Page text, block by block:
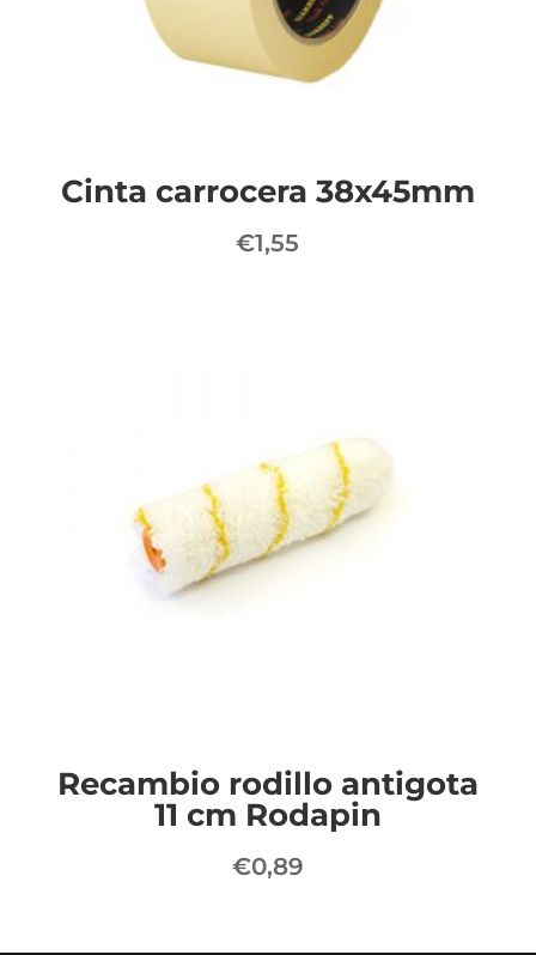
Cinta carrocera 38x45mm
€1,55
Recambio rodillo antigota
11 cm Rodapin
€0,89